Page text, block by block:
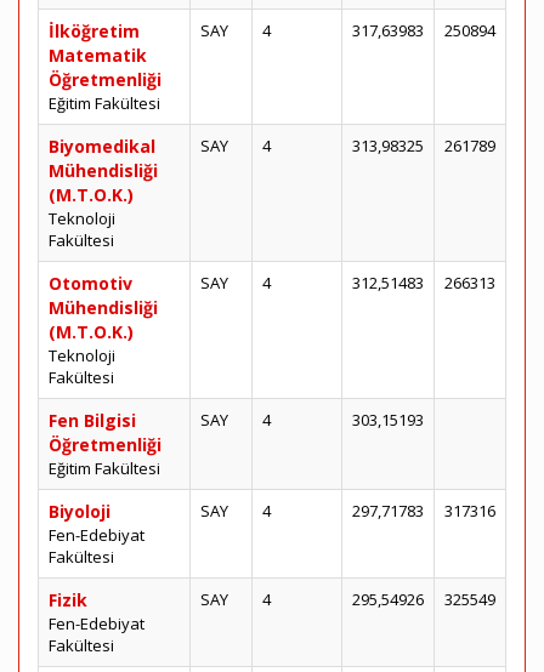
İlköğretim
Matematik
Öğretmenliği
Eğitim Fakültesi
SAY 4 317,63983 250894
Biyomedikal
Mühendisliği
(M.T.O.K.)
Teknoloji
Fakültesi
SAY 4 313,98325 261789
Otomotiv
Mühendisliği
(M.T.O.K.)
Teknoloji
Fakültesi
SAY 4 312,51483 266313
Fen Bilgisi
Öğretmenliği
Eğitim Fakültesi
SAY 4 303,15193
Biyoloji
Fen-Edebiyat
Fakültesi
SAY 4 297,71783 317316
Fizik
Fen-Edebiyat
Fakültesi
SAY 4 295,54926 325549